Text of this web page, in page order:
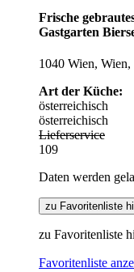
Frische
Gastgarten
1040 Wien, Wien,
Art der Küche:
österreichisch
österreichisch
Lieferservice
109
Daten werden
zu Favoritenliste
zu Favoritenliste
Favoritenliste